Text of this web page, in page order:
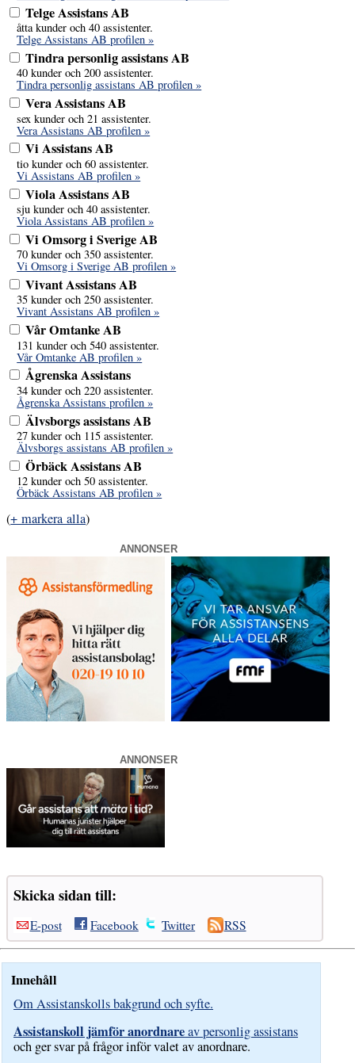
Telge Assistans AB
åtta kunder och 40 assistenter.
Telge Assistans AB profilen »
Tindra personlig assistans AB
40 kunder och 200 assistenter.
Tindra personlig assistans AB profilen »
Vera Assistans AB
sex kunder och 21 assistenter.
Vera Assistans AB profilen »
Vi Assistans AB
tio kunder och 60 assistenter.
Vi Assistans AB profilen »
Viola Assistans AB
sju kunder och 40 assistenter.
Viola Assistans AB profilen »
Vi Omsorg i Sverige AB
70 kunder och 350 assistenter.
Vi Omsorg i Sverige AB profilen »
Vivant Assistans AB
35 kunder och 250 assistenter.
Vivant Assistans AB profilen »
Vår Omtanke AB
131 kunder och 540 assistenter.
Vår Omtanke AB profilen »
Ågrenska Assistans
34 kunder och 220 assistenter.
Ågrenska Assistans profilen »
Älvsborgs assistans AB
27 kunder och 115 assistenter.
Älvsborgs assistans AB profilen »
Örbäck Assistans AB
12 kunder och 50 assistenter.
Örbäck Assistans AB profilen »
(+ markera alla)
ANNONSER
ANNONSER
Skicka sidan till:
E-post Facebook Twitter RSS
Innehåll
Om Assistanskolls bakgrund och syfte.
Assistanskoll jämför anordnareav personlig assistans
och ger svar på frågor inför valet av anordnare.